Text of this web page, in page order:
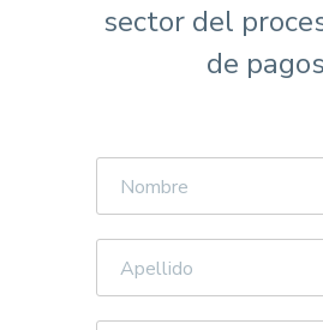
sector del
de